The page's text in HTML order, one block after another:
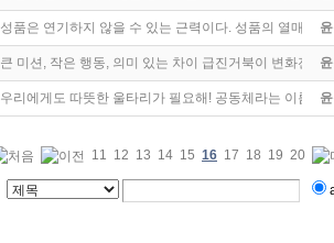
성품은 연기하지 않을 수 있는 근력이다. 성품의 열매가
큰 미션, 작은 행동, 의미 있는 차이 급진거북이 변화전략
우리에게도 따뜻한 울타리가 필요해! 공동체라는 이름의
11 12 13 14 15 16 17 18 19 20